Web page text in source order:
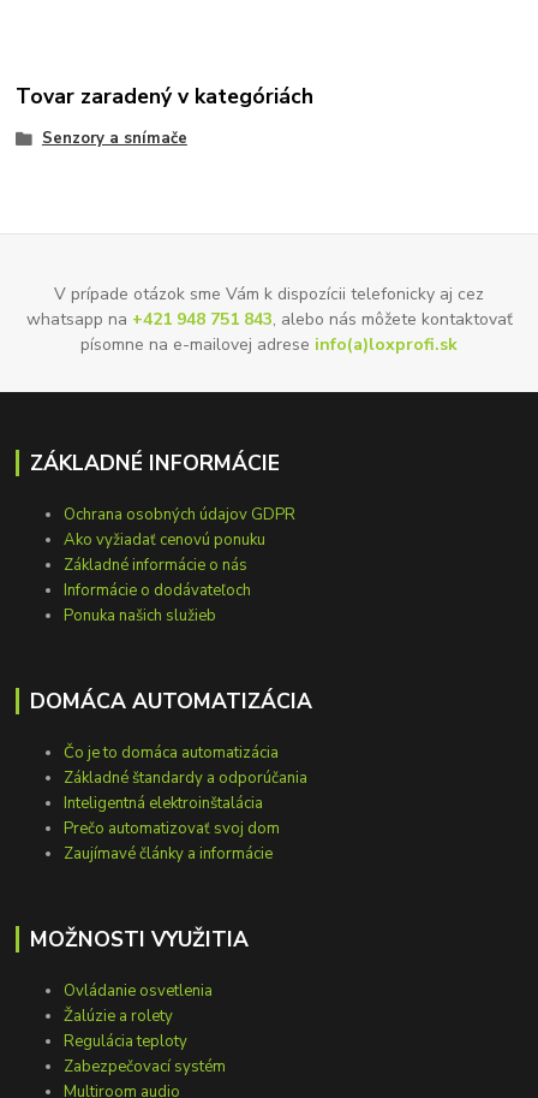
Tovar zaradený v kategóriách
Senzory a snímače
V prípade otázok sme Vám k dispozícii telefonicky aj cez
whatsapp na +421 948 751 843, alebo nás môžete kontaktovať
písomne na e-mailovej adrese info(a)loxprofi.sk
ZÁKLADNÉ INFORMÁCIE
Ochrana osobných údajov GDPR
Ako vyžiadať cenovú ponuku
Základné informácie o nás
Informácie o dodávateľoch
Ponuka našich služieb
DOMÁCA AUTOMATIZÁCIA
Čo je to domáca automatizácia
Základné štandardy a odporúčania
Inteligentná elektroinštalácia
Prečo automatizovať svoj dom
Zaujímavé články a informácie
MOŽNOSTI VYUŽITIA
Ovládanie osvetlenia
Žalúzie a rolety
Regulácia teploty
Zabezpečovací systém
Multiroom audio